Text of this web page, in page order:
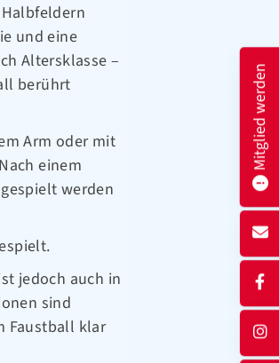
und eine
Altersklasse –
berührt
Arm oder mit
einem
werden
jedoch auch in
sind
Faustball klar
Mitglied werden